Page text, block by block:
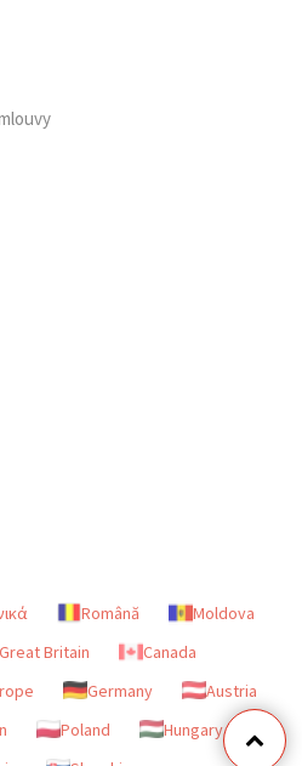
Română
Moldova
Britain
Canada
Germany
Austria
Poland
Hungary